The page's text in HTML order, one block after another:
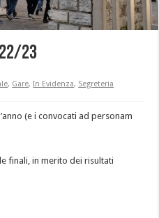
23
, Gare,In Evidenza, Segreteria
(e i convocati ad personam
finali, in merito dei risultati